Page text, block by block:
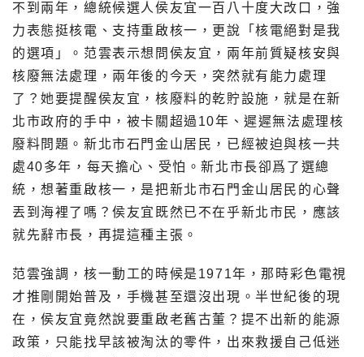
不到兩年，總統候選人侯友宜一百八十度大改口，強
力表態挺核電、支持重啟核一，更說「核電絕對是我
的選項」。范雲表示想問侯友宜，兩年前質疑核安與
核廢無法處理，兩年後的今天，突然就有能力處理
了？她要提醒侯友宜，核廢料的乾貯設施，就是在新
北市政府的手中，被卡關超過10年、遲遲無法處理核
廢料問題。新北市石門金山居民，已經被迫與核一共
處40多年，每天擔心、受怕。新北市長卻爲了選總
統，想著重啟核一，是把新北市石門金山居民的心聲
丟到海裡了嗎？侯友宜既然已不在乎新北市民，應該
就先辭市長，再提這種主張。
范雲強調，核一動工的時候是1971年，那時彩色電視
才推剛開始普及，手機甚至還沒出現。半世紀後的現
在，侯友宜竟然說要重啟老舊古董？提不出新的能源
政策，只能找早該被淘汰的零件，出來救援自己低迷